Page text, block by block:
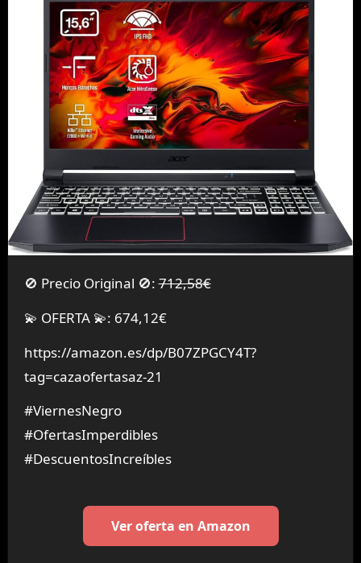
🚫 Precio Original 🚫:712,58€
💫 OFERTA 💫: 674,12€
https://amazon.es/dp/B07ZPGCY4T?
tag=cazaofertasaz-21
#ViernesNegro
#OfertasImperdibles
#DescuentosIncreíbles
Ver oferta en Amazon